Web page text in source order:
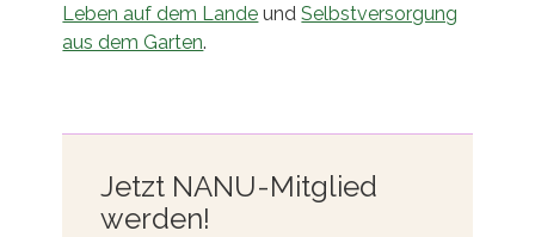
Leben auf dem Lande undSelbstversorgung
aus dem Garten.
Jetzt NANU-Mitglied
werden!